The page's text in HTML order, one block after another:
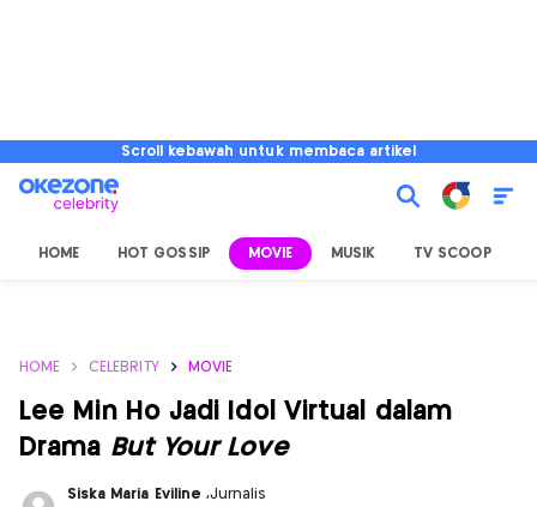
Scroll kebawah untuk membaca artikel
HOME HOT GOSSIP MOVIE MUSIK TV SCOOP
HOME CELEBRITY MOVIE
Lee Min Ho Jadi Idol Virtual dalam
Drama But Your Love
Siska Maria Eviline ,Jurnalis